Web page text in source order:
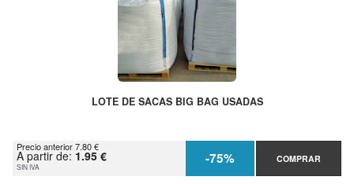
LOTE DE SACAS BIG BAG USADAS
Precio anterior 7.80 €
A partir de: 1.95 €
SIN IVA -75% COMPRAR